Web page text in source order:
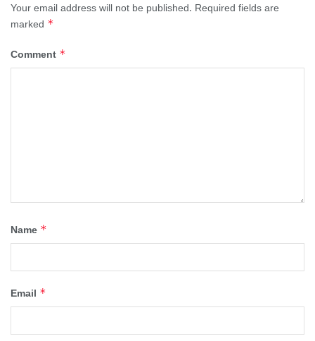
Your email address will not be published. Required fields are
marked *
Comment *
Name *
Email *